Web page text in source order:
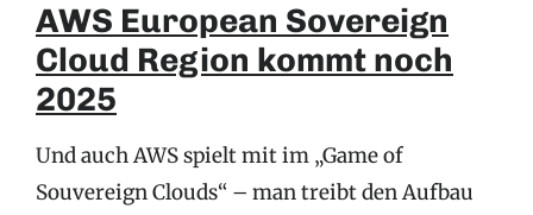
AWS European Sovereign
Cloud Region kommt noch
2025
Und auch AWS spielt mit im „Game of
Souvereign Clouds“ – man treibt den Aufbau